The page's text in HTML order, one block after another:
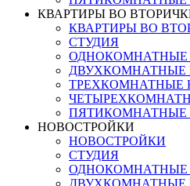
КВАРТИРЫ ВО
КВАРТИРЫ ВО
СТУДИЯ
ОДНОКОМНАТНЫЕ
ДВУХКОМНАТНЫЕ
ТРЕХКОМНАТНЫЕ
ПЯТИКОМНАТНЫЕ
НОВОСТРОЙКИ
НОВОСТРОЙКИ
СТУДИЯ
ОДНОКОМНАТНЫЕ
ДВУХКОМНАТНЫЕ